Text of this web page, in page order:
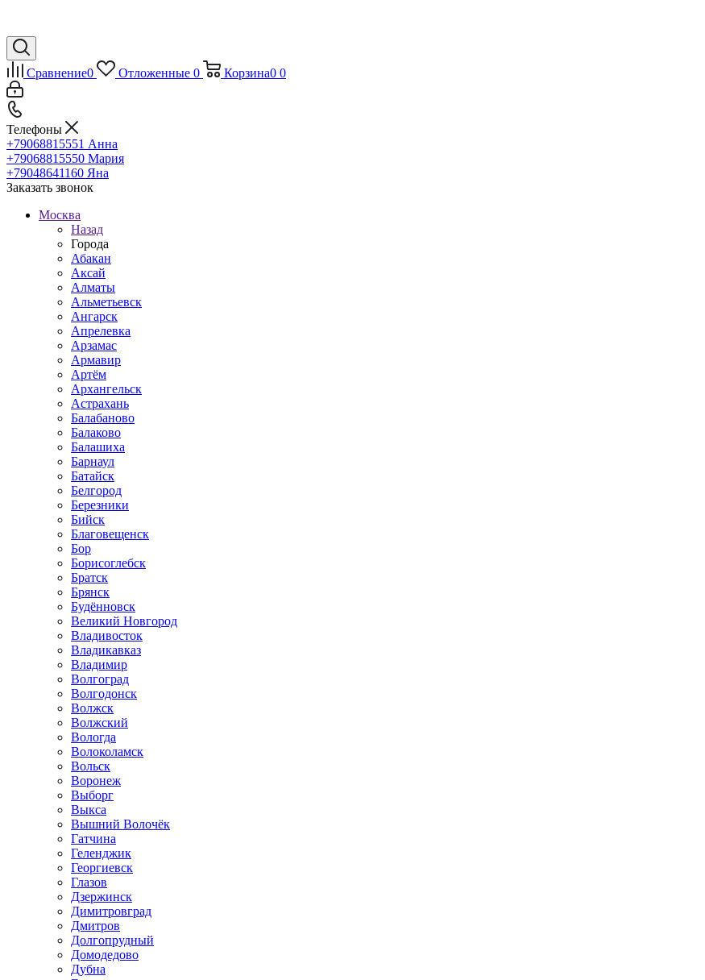
Сравнение0 Отложенные 0 Корзина0 0
Телефоны
+79068815551 Анна
+79068815550 Мария
+79048641160 Яна
Заказать звонок
Москва
Назад
Города
Абакан
Аксай
Алматы
Альметьевск
Ангарск
Апрелевка
Арзамас
Армавир
Артём
Архангельск
Астрахань
Балабаново
Балаково
Балашиха
Барнаул
Батайск
Белгород
Березники
Бийск
Благовещенск
Бор
Борисоглебск
Братск
Брянск
Будённовск
Великий Новгород
Владивосток
Владикавказ
Владимир
Волгоград
Волгодонск
Волжск
Волжский
Вологда
Волоколамск
Вольск
Воронеж
Выборг
Выкса
Вышний Волочёк
Гатчина
Геленджик
Георгиевск
Глазов
Дзержинск
Димитровград
Дмитров
Долгопрудный
Домодедово
Дубна